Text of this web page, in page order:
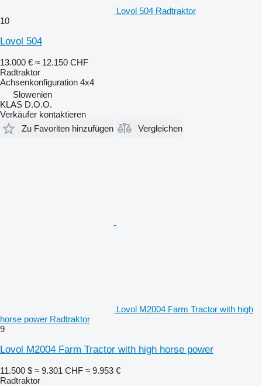
Lovol 504 Radtraktor
10
Lovol 504
13.000 € ≈ 12.150 CHF
Radtraktor
Achsenkonfiguration 4x4
Slowenien
KLAS D.O.O.
Verkäufer kontaktieren
Zu Favoriten hinzufügen
Vergleichen
Lovol M2004 Farm Tractor with high
horse power Radtraktor
9
Lovol M2004 Farm Tractor with high horse power
11.500 $ ≈ 9.301 CHF ≈ 9.953 €
Radtraktor